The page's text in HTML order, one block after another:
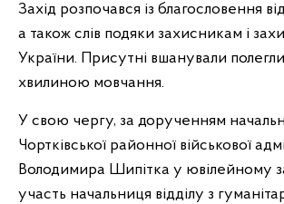
Захід розпочався із благословення
а також слів подяки захисникам і
України. Присутні вшанували
хвилиною мовчання.
У свою чергу, за дорученням
Чортківської районної військової
Володимира Шипітка у ювілейному
участь начальниця відділу з